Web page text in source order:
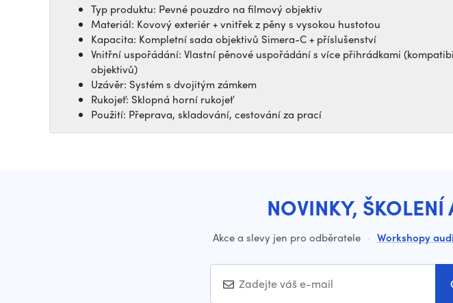
Typ produktu: Pevné pouzdro na filmový objektiv
Materiál: Kovový exteriér + vnitřek z pěny s vysokou hustotou
Kapacita: Kompletní sada objektivů Simera-C + příslušenství
Vnitřní uspořádání: Vlastní pěnové uspořádání s více přihrádkami
objektivů)
Uzávěr: Systém s dvojitým zámkem
Rukojeť: Sklopná horní rukojeť
Použití: Přeprava, skladování, cestování za prací
NOVINKY, ŠKOLENÍ
Akce a slevy jen pro odběratele · Workshopy